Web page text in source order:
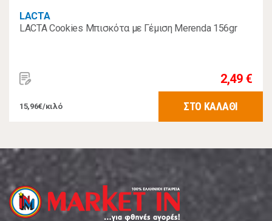
LACTA
LACTA Cookies Μπισκότα με Γέμιση Merenda 156gr
2,49 €
15,96€/κιλό ΣΤΟ ΚΑΛΑΘΙ